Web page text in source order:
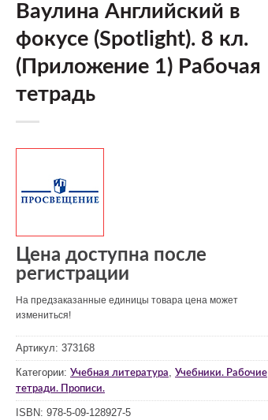
Ваулина Английский в
фокусе (Spotlight). 8 кл.
(Приложение 1) Рабочая
тетрадь
Цена доступна после
регистрации
На предзаказанные единицы товара цена может
измениться!
Артикул: 373168
Категории: Учебная литература
Учебники. Рабочие
тетради. Прописи.
ISBN: 978-5-09-128927-5